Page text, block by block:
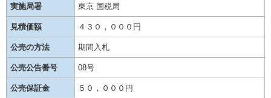
実施局署 東京 国税局
見積価額 ４３０，０００円
公売の方法 期間入札
公売公告番号 08号
公売保証金 ５０，０００円